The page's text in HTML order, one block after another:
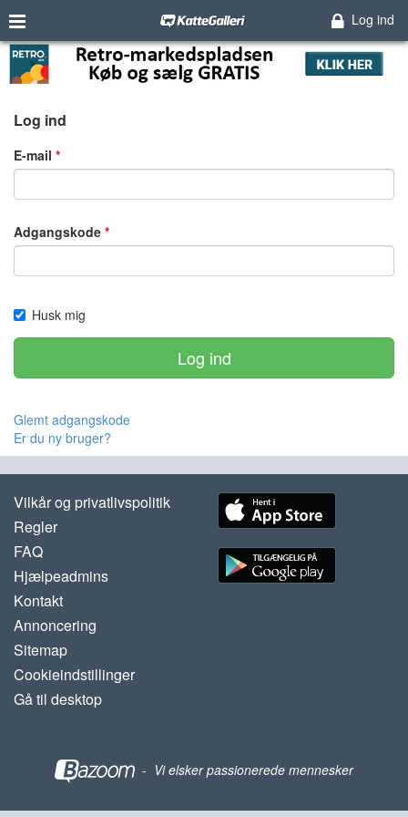
Log ind
Log ind
E-mail
Adgangskode
Husk mig
Log ind
Glemt adgangskode
Er du ny bruger?
Vilkår og privatlivspolitik
Regler
FAQ
Hjælpeadmins
Kontakt
Annoncering
Sitemap
Cookieindstillinger
Gå til desktop
- Vi elsker passionerede mennesker